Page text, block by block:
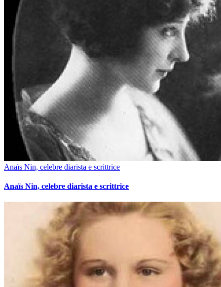
Anaïs Nin, celebre diarista e scrittrice
Anaïs Nin, celebre diarista e scrittrice